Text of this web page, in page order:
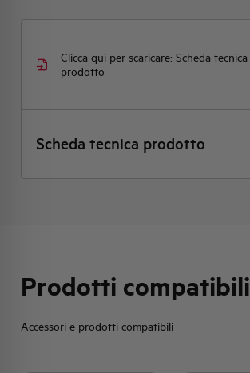
Clicca qui per scaricare: Scheda tecnica
prodotto
Scheda tecnica prodotto
Prodotti compatibili
Accessori e prodotti compatibili